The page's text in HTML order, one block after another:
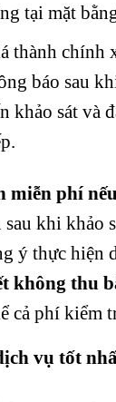
tại mặt
thành chính
báo sau
khảo sát và
miễn phí
sau khi khảo
ý thực hiện
không thu
cả phí kiểm
vụ tốt